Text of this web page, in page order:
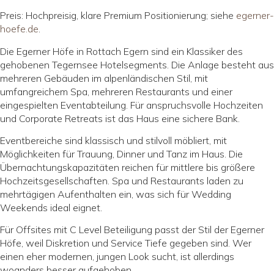
Preis: Hochpreisig, klare Premium Positionierung; siehe egerner-
hoefe.de.
Die Egerner Höfe in Rottach Egern sind ein Klassiker des
gehobenen Tegernsee Hotelsegments. Die Anlage besteht aus
mehreren Gebäuden im alpenländischen Stil, mit
umfangreichem Spa, mehreren Restaurants und einer
eingespielten Eventabteilung. Für anspruchsvolle Hochzeiten
und Corporate Retreats ist das Haus eine sichere Bank.
Eventbereiche sind klassisch und stilvoll möbliert, mit
Möglichkeiten für Trauung, Dinner und Tanz im Haus. Die
Übernachtungskapazitäten reichen für mittlere bis größere
Hochzeitsgesellschaften. Spa und Restaurants laden zu
mehrtägigen Aufenthalten ein, was sich für Wedding
Weekends ideal eignet.
Für Offsites mit C Level Beteiligung passt der Stil der Egerner
Höfe, weil Diskretion und Service Tiefe gegeben sind. Wer
einen eher modernen, jungen Look sucht, ist allerdings